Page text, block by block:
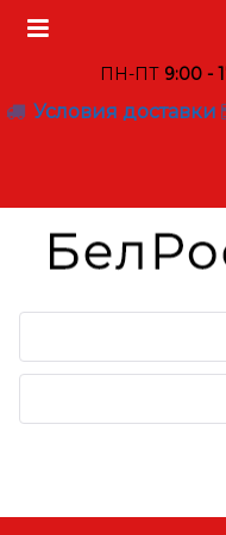
ПН-ПТ 9:00 -
Условия доставки